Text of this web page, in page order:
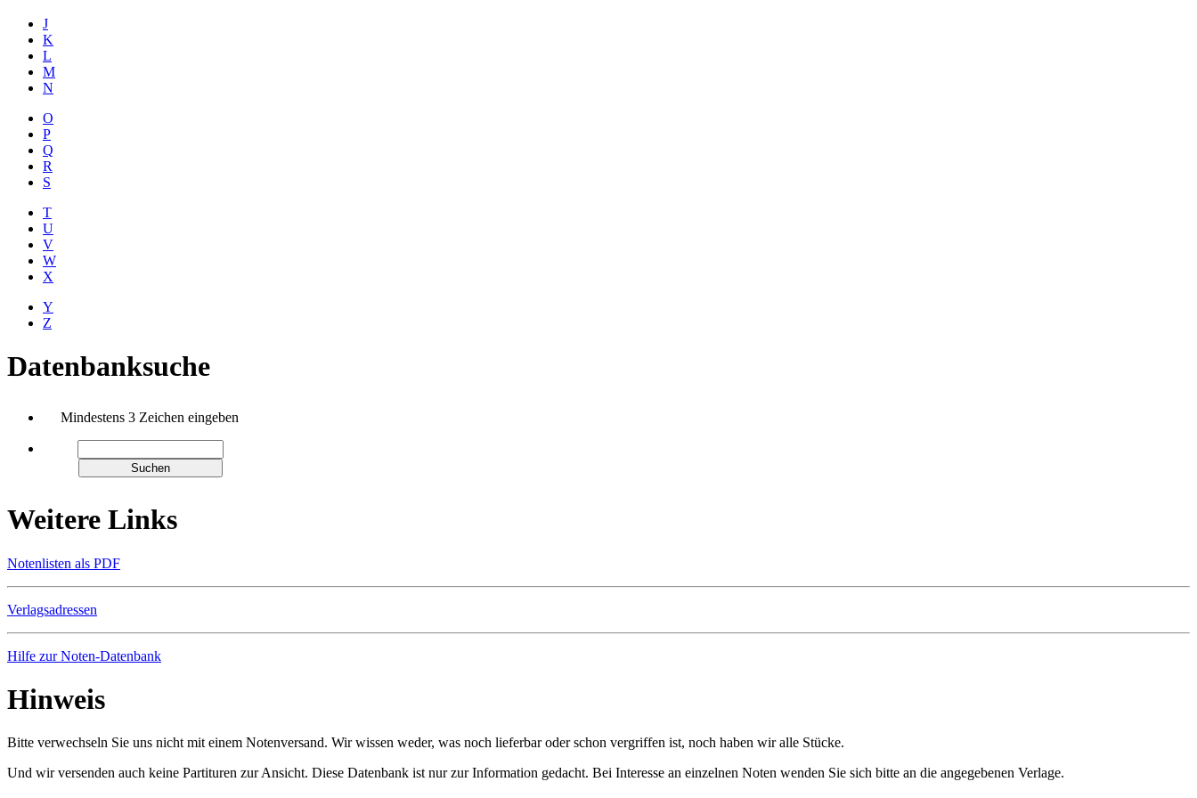
J
K
L
M
N
O
P
Q
R
S
T
U
V
W
X
Y
Z
Datenbanksuche
Mindestens 3 Zeichen eingeben
Weitere Links
Notenlisten als PDF
Verlagsadressen
Hilfe zur Noten-Datenbank
Hinweis
Bitte verwechseln Sie uns nicht mit einem Notenversand. Wir wissen weder, was noch lieferbar oder schon vergriffen ist, noch haben wir alle Stücke.
Und wir versenden auch keine Partituren zur Ansicht. Diese Datenbank ist nur zur Information gedacht. Bei Interesse an einzelnen Noten wenden Sie sich bitte an die angegebenen Verlage.